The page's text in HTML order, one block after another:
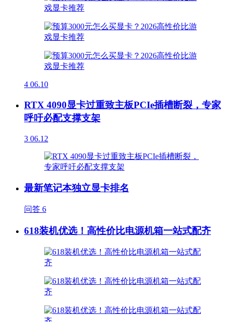
4 06.10
RTX 4090显卡过重致主板PCIe插槽断裂，专家
呼吁必配支撑支架
3 06.12
最新笔记本独立显卡排名
问答 6
618装机优选！高性价比电源机箱一站式配齐